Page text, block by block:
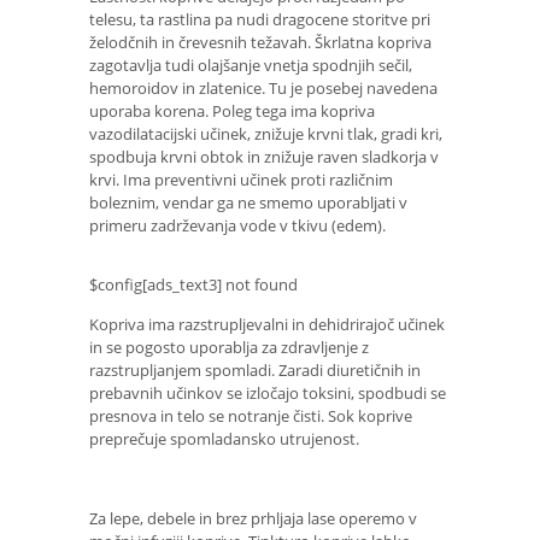
telesu, ta rastlina pa nudi dragocene storitve pri
želodčnih in črevesnih težavah. Škrlatna kopriva
zagotavlja tudi olajšanje vnetja spodnjih sečil,
hemoroidov in zlatenice. Tu je posebej navedena
uporaba korena. Poleg tega ima kopriva
vazodilatacijski učinek, znižuje krvni tlak, gradi kri,
spodbuja krvni obtok in znižuje raven sladkorja v
krvi. Ima preventivni učinek proti različnim
boleznim, vendar ga ne smemo uporabljati v
primeru zadrževanja vode v tkivu (edem).
$config[ads_text3] not found
Kopriva ima razstrupljevalni in dehidrirajoč učinek
in se pogosto uporablja za zdravljenje z
razstrupljanjem spomladi. Zaradi diuretičnih in
prebavnih učinkov se izločajo toksini, spodbudi se
presnova in telo se notranje čisti. Sok koprive
preprečuje spomladansko utrujenost.
Za lepe, debele in brez prhljaja lase operemo v